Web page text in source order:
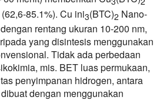
(62,6-85.1%). Cu ini3(BTC)2 Nano-
rentang ukuran 10-200 nm,
yang disintesis menggunakan
Tidak ada perbedaan
mis. BET luas permukaan,
penyimpanan hidrogen, antara
dengan menggunakan